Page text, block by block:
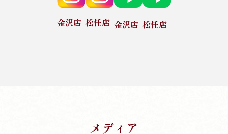
金沢店 松任店 金沢店 松任店
メディア